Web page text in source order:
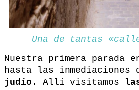
Una de tantas
Nuestra primera parada
hasta las inmediaciones
judío . Allí visitamos